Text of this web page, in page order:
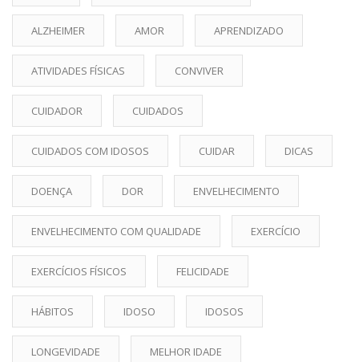
ALZHEIMER AMOR APRENDIZADO
ATIVIDADES FÍSICAS CONVIVER
CUIDADOR CUIDADOS
CUIDADOS COM IDOSOS CUIDAR DICAS
DOENÇA DOR ENVELHECIMENTO
ENVELHECIMENTO COM QUALIDADE EXERCÍCIO
EXERCÍCIOS FÍSICOS FELICIDADE
HÁBITOS IDOSO IDOSOS
LONGEVIDADE MELHOR IDADE